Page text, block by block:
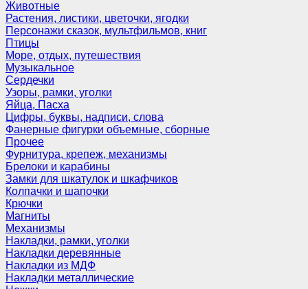
Животные
Растения, листики, цветочки, ягодки
Персонажи сказок, мультфильмов, книг
Птицы
Море, отдых, путешествия
Музыкальное
Сердечки
Узоры, рамки, уголки
Яйца, Пасха
Цифры, буквы, надписи, слова
Фанерные фигурки объемные, сборные
Прочее
Фурнитура, крепеж, механизмы
Брелоки и карабины
Замки для шкатулок и шкафчиков
Колпачки и шапочки
Крючки
Магниты
Механизмы
Накладки, рамки, уголки
Накладки деревянные
Накладки из МДФ
Накладки металлические